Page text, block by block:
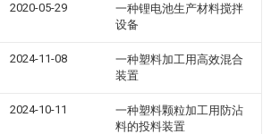
2020-05-29
一种锂电池生产材料搅拌
设备
2024-11-08
一种塑料加工用高效混合
装置
2024-10-11
一种塑料颗粒加工用防沾
料的投料装置